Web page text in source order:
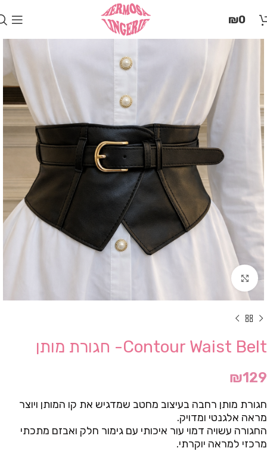
זֶה
אָתָרִים".
הַמְּסַיַּעַת
לִנְגִישׁוּת
הָאֲתָר.
לִפְתִיחַת
תַּפְרִיט
לְחַץ
ALT+0
₪0
Click to enlarge
Contour Waist Belt- חגורת מותן
₪129
חגורת מותן רחבה בעיצוב מחטב שמדגיש את קו המותן ויוצר
מראה אלגנטי ומדויק.
החגורה עשויה דמוי עור איכותי עם גימור חלק ואבזם מתכתי
מרכזי למראה יוקרתי.